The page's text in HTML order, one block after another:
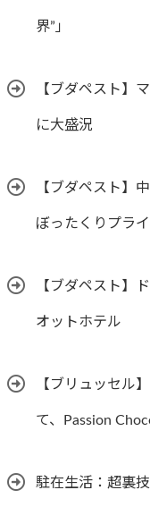
界”」
【ブダペスト】
に大盛況
【ブダペスト】
ぼったくりプラ
【ブダペスト】
オットホテル
【ブリュッセル
て、Passion
駐在生活：超裏